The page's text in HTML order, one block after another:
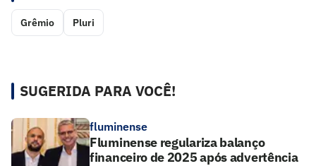
Grêmio Pluri
SUGERIDA PARA VOCÊ!
fluminense
Fluminense regulariza balanço
financeiro de 2025 após advertência